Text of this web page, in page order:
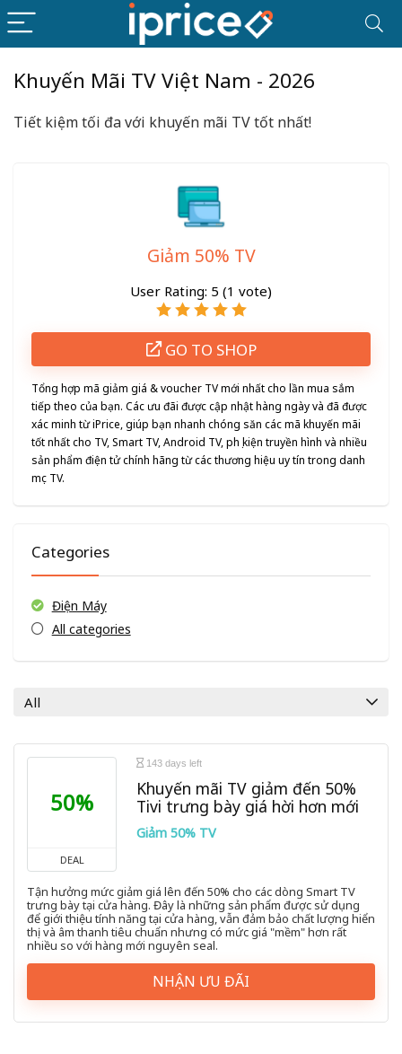
Khuyến Mãi TV Việt Nam - 2026
Tiết kiệm tối đa với khuyến mãi TV tốt nhất!
Giảm 50% TV
User Rating: 5 (1 vote)
GO TO SHOP
Tổng hợp mã giảm giá & voucher TV mới nhất cho lần mua sắm
tiếp theo của bạn. Các ưu đãi được cập nhật hàng ngày và đã được
xác minh từ iPrice, giúp bạn nhanh chóng săn các mã khuyến mãi
tốt nhất cho TV, Smart TV, Android TV, phụ kiện truyền hình và nhiều
sản phẩm điện tử chính hãng từ các thương hiệu uy tín trong danh
mục TV.
Categories
Điện Máy
All categories
All
50%
DEAL
143 days left
Khuyến mãi TV giảm đến 50%
Tivi trưng bày giá hời hơn mới
Giảm 50% TV
Tận hưởng mức giảm giá lên đến 50% cho các dòng Smart TV
trưng bày tại cửa hàng. Đây là những sản phẩm được sử dụng
để giới thiệu tính năng tại cửa hàng, vẫn đảm bảo chất lượng hiển
thị và âm thanh tiêu chuẩn nhưng có mức giá "mềm" hơn rất
nhiều so với hàng mới nguyên seal.
NHẬN ƯU ĐÃI